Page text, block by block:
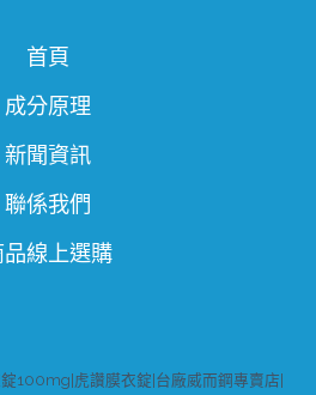
首頁
成分原理
新聞資訊
聯係我們
品線上選購
100mg|虎讚膜衣錠|台廠威而鋼專賣店|